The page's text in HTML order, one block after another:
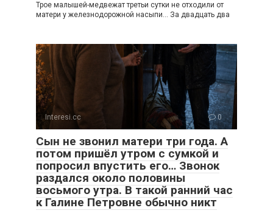
Трое малышей-медвежат третьи сутки не отходили от
матери у железнодорожной насыпи… За двадцать два
Interesi.cc 0
Сын не звонил матери три года. А
потом пришёл утром с сумкой и
попросил впустить его… Звонок
раздался около половины
восьмого утра. В такой ранний час
к Галине Петровне обычно никт